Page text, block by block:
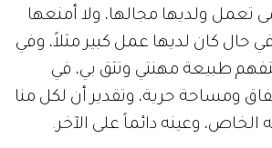
تعمل ولديها مجالها، ولا أمنعها
حال كان لديها عمل كبير مثلاً، وفي
طبيعة مهنتي وتثق بي، في
ومساحة حرية، وتقدير أن لكل منا
وعينه دائماً على الآخر.